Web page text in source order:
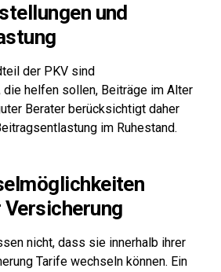
und
der PKV sind
helfen sollen, Beiträge im Alter
Berater berücksichtigt daher
im Ruhestand.
Versicherung
nicht, dass sie innerhalb ihrer
Tarife wechseln können. Ein